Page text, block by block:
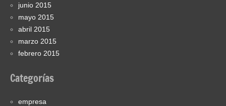
junio 2015
mayo 2015
abril 2015
marzo 2015
febrero 2015
Categorías
empresa